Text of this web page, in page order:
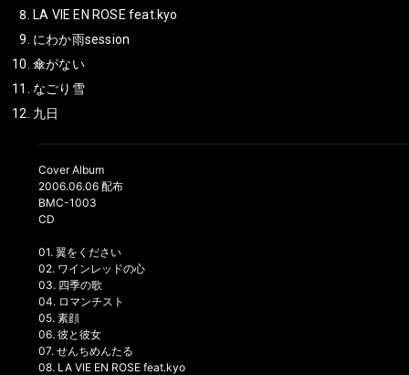
LA VIE EN ROSE feat.kyo
にわか雨session
傘がない
なごり雪
九日
Cover Album
2006.06.06 配布
BMC-1003
CD
01. 翼をください
02. ワインレッドの心
03. 四季の歌
04. ロマンチスト
05. 素顔
06. 彼と彼女
07. せんちめんたる
08. LA VIE EN ROSE feat.kyo